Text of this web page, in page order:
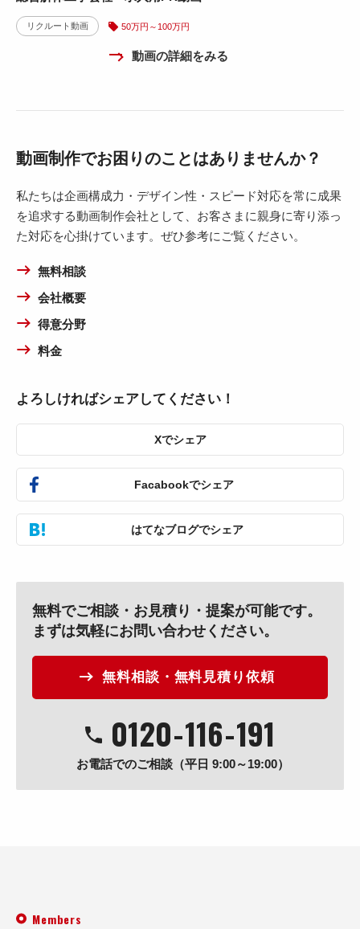
リクルート動画 50万円～100万円
動画の詳細をみる
動画制作でお困りのことはありませんか？
私たちは企画構成力・デザイン性・スピード対応を常に成果
を追求する動画制作会社として、お客さまに親身に寄り添っ
た対応を心掛けています。ぜひ参考にご覧ください。
無料相談
会社概要
得意分野
料金
よろしければシェアしてください！
Xでシェア
Facabookでシェア
はてなブログでシェア
無料でご相談・お見積り・提案が可能です。
まずは気軽にお問い合わせください。
無料相談・無料見積り依頼
0120-116-191
お電話でのご相談（平日 9:00～19:00）
Members